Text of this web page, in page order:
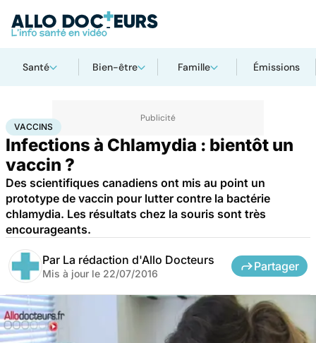
Santé Bien-être Famille Émissions
AccueilSanté Vaccins
VACCINS
Infections à Chlamydia : bientôt un
vaccin ?
Des scientifiques canadiens ont mis au point un
prototype de vaccin pour lutter contre la bactérie
chlamydia. Les résultats chez la souris sont très
encourageants.
Par La rédaction d'Allo Docteurs
Mis à jour le 22/07/2016
Partager